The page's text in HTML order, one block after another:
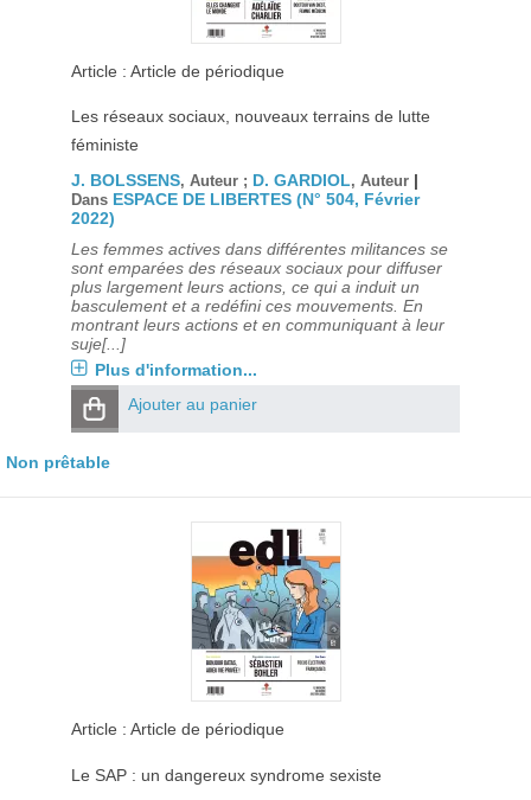
Article : Article de périodique
Les réseaux sociaux, nouveaux terrains de lutte
féministe
J. BOLSSENS, Auteur ; D. GARDIOL, Auteur |
Dans ESPACE DE LIBERTES (N° 504, Février
2022)
Les femmes actives dans différentes militances se
sont emparées des réseaux sociaux pour diffuser
plus largement leurs actions, ce qui a induit un
basculement et a redéfini ces mouvements. En
montrant leurs actions et en communiquant à leur
suje[...]
Plus d'information...
Ajouter au panier
Non prêtable
Article : Article de périodique
Le SAP : un dangereux syndrome sexiste